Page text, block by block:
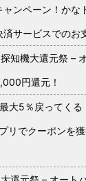
ンペーン！かな
済サービスでのお
知機大還元祭 –
円還元！
大5％戻ってく
リでクーポンを